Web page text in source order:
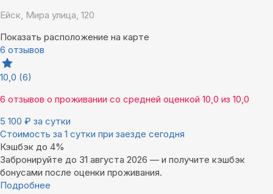
Ейск, Мира улица, 120
Показать расположение на карте
6 отзывов
10,0 (6)
6 отзывов о проживании со средней оценкой 10,0 из 10,0
5 100 ₽ за сутки
Стоимость за 1 сутки при заезде сегодня
Кэшбэк до 4%
Забронируйте до 31 августа 2026 — и получите кэшбэк
бонусами после оценки проживания.
Подробнее